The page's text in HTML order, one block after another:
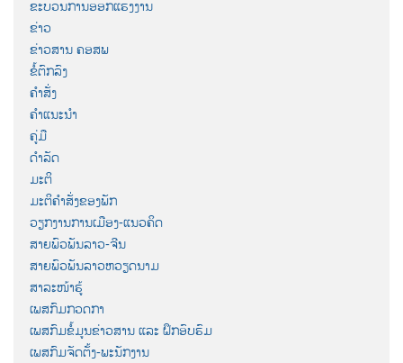
ຂະບວນການອອກແຮງງານ
ຂ່າວ
ຂ່າວສານ ຄອສພ
ຂໍ້ຕົກລົງ
ຄຳສັ່ງ
ຄຳແນະນຳ
ຄູ່ມື
ດຳລັດ
ມະຕິ
ມະຕິຄຳສັ່ງຂອງພັກ
ວຽກງານການເມືອງ-ແນວຄິດ
ສາຍພົວພັນລາວ-ຈີນ
ສາຍພົວພັນລາວຫວຽດນາມ
ສາລະໜ້າຮູ້
ເພສກົມກວດກາ
ເພສກົມຂໍ້ມູນຂ່າວສານ ແລະ ຝຶກອົບຮົມ
ເພສກົມຈັດຕັ້ງ-ພະນັກງານ